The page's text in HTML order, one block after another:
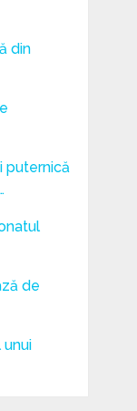
din
puternică
de